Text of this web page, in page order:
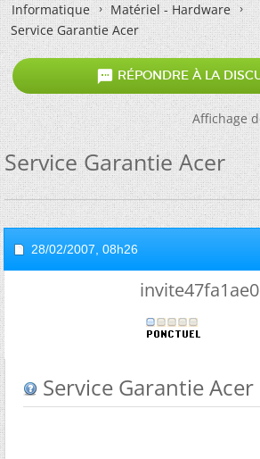
Informatique
Matériel - Hardware
Service Garantie Acer
 RÉPONDRE À LA
Affichage
Service Garantie Acer
28/02/2007, 08h26
invite47fa1ae0
Service Garantie Acer